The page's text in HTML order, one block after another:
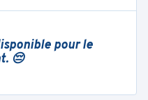
pour le
😔